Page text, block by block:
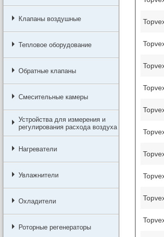
Клапаны воздушные
Тепловое оборудование
Обратные клапаны
Смесительные камеры
Устройства для измерения и
регулирования расхода воздуха
Нагреватели
Увлажнители
Охладители
Роторные регенераторы